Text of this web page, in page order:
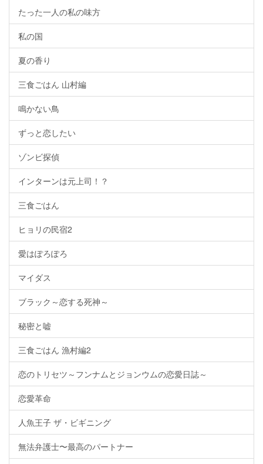
たった一人の私の味方
私の国
夏の香り
三食ごはん 山村編
鳴かない鳥
ずっと恋したい
ゾンビ探偵
インターンは元上司！？
三食ごはん
ヒョリの民宿2
愛はぽろぽろ
マイダス
ブラック～恋する死神～
秘密と嘘
三食ごはん 漁村編2
恋のトリセツ～フンナムとジョンウムの恋愛日誌～
恋愛革命
人魚王子 ザ・ビギニング
無法弁護士〜最高のパートナー